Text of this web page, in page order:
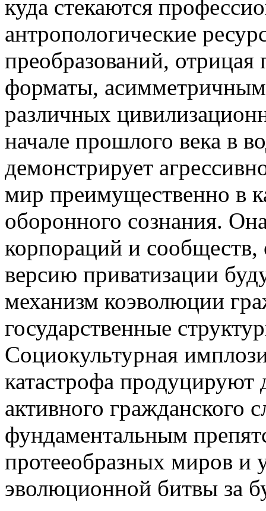
куда стекаются
антропологические
преобразований,
форматы, асимметричным
различных
начале прошлого века в
демонстрирует
мир преимущественно в
оборонного сознания.
корпораций и сообществ,
версию приватизации
механизм коэволюции
государственные
Социокультурная
катастрофа
активного гражданского
фундаментальным
протееобразных миров и
эволюционной битвы за